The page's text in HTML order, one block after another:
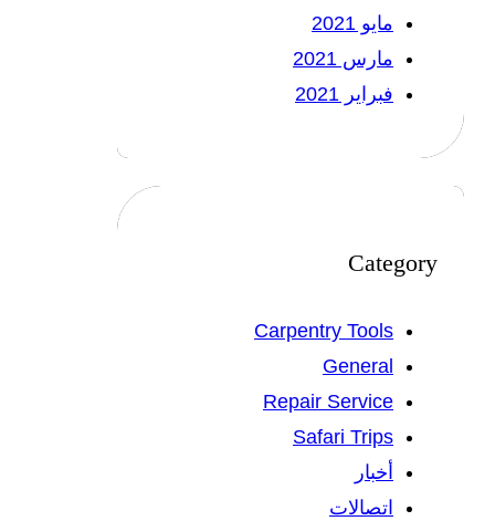
مايو 2021
مارس 2021
فبراير 2021
Category
Carpentry Tools
General
Repair Service
Safari Trips
أخبار
اتصالات